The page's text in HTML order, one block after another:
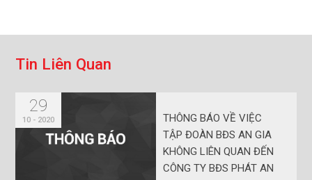
Tin Liên Quan
29
10 - 2020
THÔNG BÁO VỀ VIỆC
TẬP ĐOÀN BĐS AN GIA
KHÔNG LIÊN QUAN ĐẾN
CÔNG TY BĐS PHÁT AN